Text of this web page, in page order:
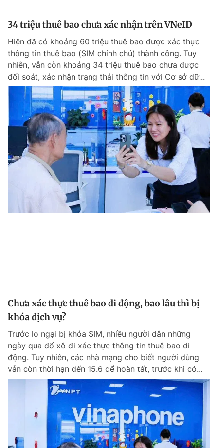
34 triệu thuê bao chưa xác nhận trên VNeID
Hiện đã có khoảng 60 triệu thuê bao được xác thực
thông tin thuê bao (SIM chính chủ) thành công. Tuy
nhiên, vẫn còn khoảng 34 triệu thuê bao chưa được
đối soát, xác nhận trạng thái thông tin với Cơ sở dữ...
Chưa xác thực thuê bao di động, bao lâu thì bị
khóa dịch vụ?
Trước lo ngại bị khóa SIM, nhiều người dân những
ngày qua đổ xô đi xác thực thông tin thuê bao di
động. Tuy nhiên, các nhà mạng cho biết người dùng
vẫn còn thời hạn đến 15.6 để hoàn tất, trước khi có...